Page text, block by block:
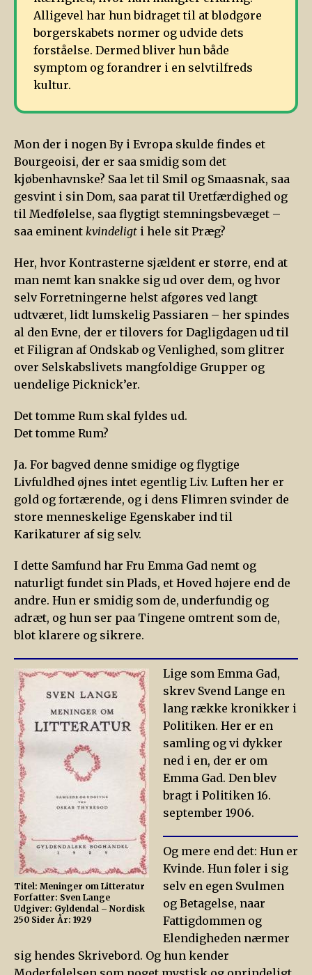
Alligevel har hun bidraget til at blødgøre
borgerskabets normer og udvide dets
forståelse. Dermed bliver hun både
symptom og forandrer i en selvtilfreds
kultur.
Mon der i nogen By i Evropa skulde findes et
Bourgeoisi, der er saa smidig som det
kjøbenhavnske? Saa let til Smil og Smaasnak, saa
gesvint i sin Dom, saa parat til Uretfærdighed og
til Medfølelse, saa flygtigt stemningsbevæget –
saa eminent kvindeligt i hele sit Præg?
Her, hvor Kontrasterne sjældent er større, end at
man nemt kan snakke sig ud over dem, og hvor
selv Forretningerne helst afgøres ved langt
udtværet, lidt lumskelig Passiaren – her spindes
al den Evne, der er tilovers for Dagligdagen ud til
et Filigran af Ondskab og Venlighed, som glitrer
over Selskabslivets mangfoldige Grupper og
uendelige Picknick’er.
Det tomme Rum skal fyldes ud.
Det tomme Rum?
Ja. For bagved denne smidige og flygtige
Livfuldhed øjnes intet egentlig Liv. Luften her er
gold og fortærende, og i dens Flimren svinder de
store menneskelige Egenskaber ind til
Karikaturer af sig selv.
I dette Samfund har Fru Emma Gad nemt og
naturligt fundet sin Plads, et Hoved højere end de
andre. Hun er smidig som de, underfundig og
adræt, og hun ser paa Tingene omtrent som de,
blot klarere og sikrere.
Titel: Meninger om Litteratur
Forfatter: Sven Lange
Udgiver: Gyldendal – Nordisk
250 Sider År: 1929
Lige som Emma Gad,
skrev Svend Lange en
lang række kronikker i
Politiken. Her er en
samling og vi dykker
ned i en, der er om
Emma Gad. Den blev
bragt i Politiken 16.
september 1906.
Og mere end det: Hun er
Kvinde. Hun føler i sig
selv en egen Svulmen
og Betagelse, naar
Fattigdommen og
Elendigheden nærmer
sig hendes Skrivebord. Og hun kender